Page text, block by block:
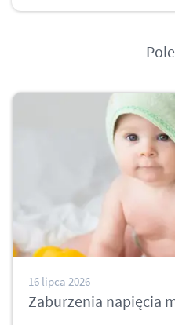
16 lipca 2026
Zaburzenia napięcia